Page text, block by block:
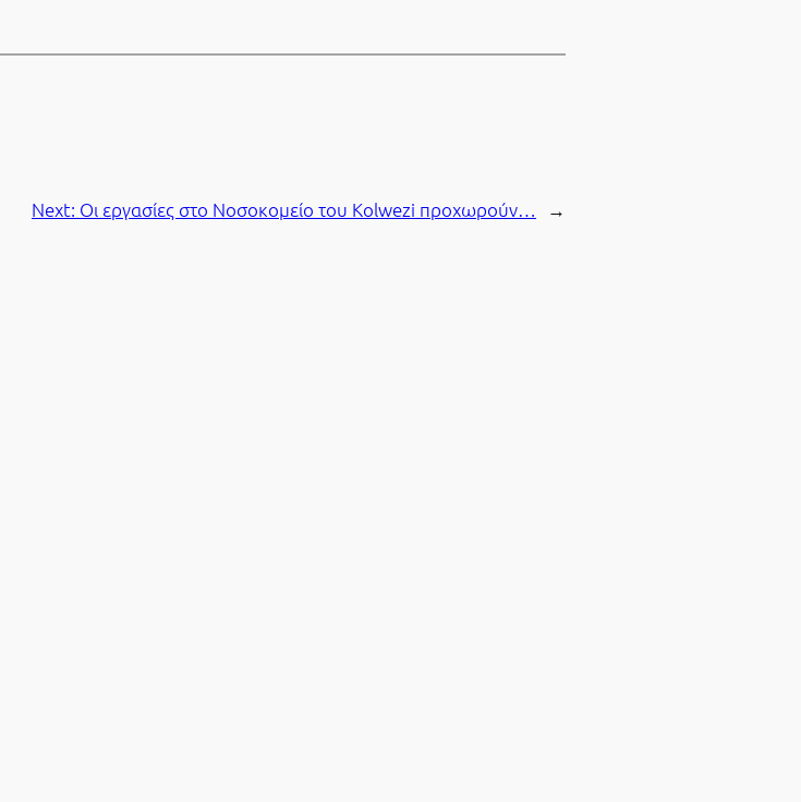
Next: Οι εργασίες στο Νοσοκομείο του Kolwezi προχωρούν… →